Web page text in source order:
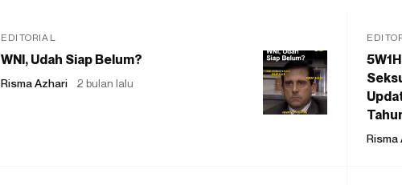
EDITORIAL
WNI, Udah Siap Belum?
Risma Azhari 2 bulan lalu
Risma